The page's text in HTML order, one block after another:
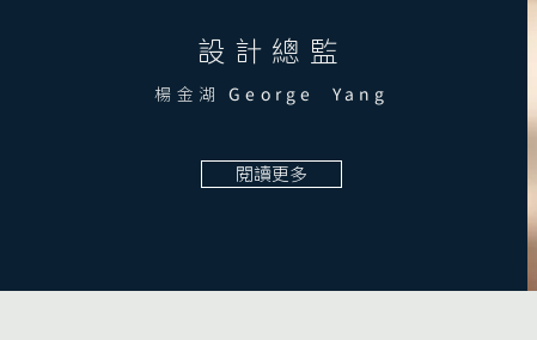
設計總監
楊金湖 George Yang
閱讀更多